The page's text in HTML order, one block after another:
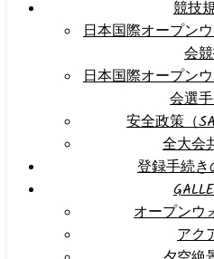
競技
日本国際オープン
会
日本国際オープン
会選
安全政策（
全大会
登録手続
オープンウ
アク